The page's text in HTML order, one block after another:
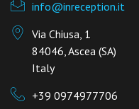
info@inreception.it
Via Chiusa, 1
84046, Ascea (SA)
Italy
+39 0974977706